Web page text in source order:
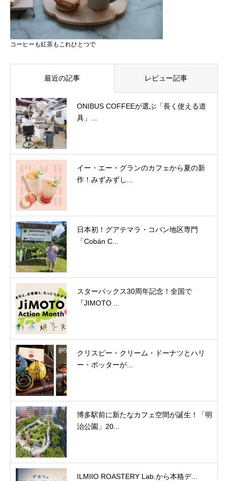
コーヒーも紅茶もこれひとつで
最近の記事 レビュー記事
ONIBUS COFFEEが選ぶ「長く使える道
具」...
イー・エー・グランのカフェから夏の新
作！みずみずし...
日本初！グアテマラ・コバン地区専門
「Cobán C...
スターバックス30周年記念！全国で
『JIMOTO ...
クリスピー・クリーム・ドーナツとハリ
ー・ポッターが...
博多駅前に新たなカフェ空間が誕生！「明
治公園」20...
ILMIIO ROASTERY Lab.から本格デ...